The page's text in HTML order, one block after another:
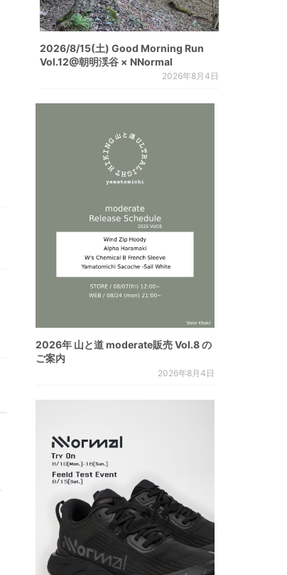
2026/8/15(土) Good Morning Run
Vol.12@朝明渓谷 × NNormal
2026年8月4日
2026年 山と道 moderate販売 Vol.8 の
ご案内
2026年8月4日